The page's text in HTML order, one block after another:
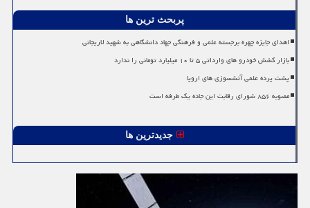
پربحث ترین ها
اهدای جایزه چهره برجسته علمی و فرهنگی جهاد دانشگاهی به شهید لاریجانی
بازار کشش خودرو های وارداتی ۵ تا ۱۰ میلیارد تومانی را ندارد
پشت پرده علمی آتشسوزی های اروپا
مصوبه ۸۵۶ شورای رقابت این جاده یک طرفه است
جدیدترین ها